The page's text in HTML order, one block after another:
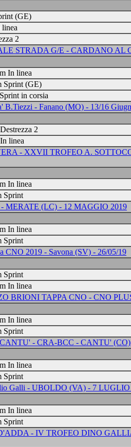
(GE)
2
STRADA G/E - CARDANO AL
In linea
Sprint (GE)
in corsia
B.Tiezzi - Fanano (MO) - 13/16
2
linea
- XXVII TROFEO A.
In linea
Sprint
MERATE (LC) - 12 MAGGIO 2019
In linea
Sprint
CNO 2019 - Savona (SV) - 26/05/19
Sprint
In linea
BRIONI TAPPA CNO - CNO
In linea
Sprint
- CRA-BCC - CANTU'
In linea
Sprint
Galli - UBOLDO (VA) - 7 LUGLIO
In linea
Sprint
- IV TROFEO DINO